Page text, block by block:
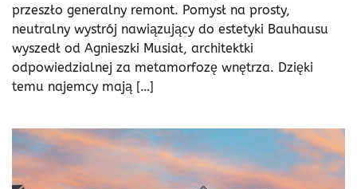
przeszło generalny remont. Pomysł na prosty,
neutralny wystrój nawiązujący do estetyki Bauhausu
wyszedł od Agnieszki Musiał, architektki
odpowiedzialnej za metamorfozę wnętrza. Dzięki
temu najemcy mają […]